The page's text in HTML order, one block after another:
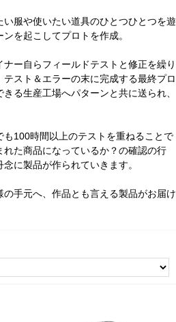
服や使いたい道具のひとつひとつを遊
を起こしてプロトを作成。
ー自らフィールドテストと修正を繰り
スト＆エラーの末に完成する最終プロ
る生産工場へパターンと共に送られ、
100時間以上のテストを重ねることで
た商品になっているか？の確認の行
に製品が作られていきます。
手元へ、作品とも言える製品がお届け